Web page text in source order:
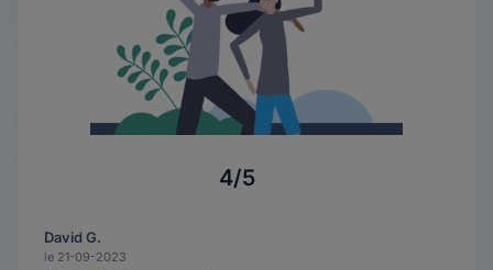
4/5
David G.
le 21-09-2023